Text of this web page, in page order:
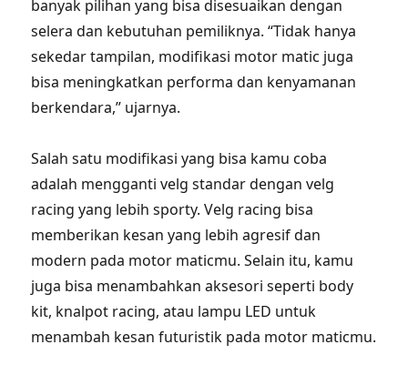
banyak pilihan yang bisa disesuaikan dengan
selera dan kebutuhan pemiliknya. “Tidak hanya
sekedar tampilan, modifikasi motor matic juga
bisa meningkatkan performa dan kenyamanan
berkendara,” ujarnya.
Salah satu modifikasi yang bisa kamu coba
adalah mengganti velg standar dengan velg
racing yang lebih sporty. Velg racing bisa
memberikan kesan yang lebih agresif dan
modern pada motor maticmu. Selain itu, kamu
juga bisa menambahkan aksesori seperti body
kit, knalpot racing, atau lampu LED untuk
menambah kesan futuristik pada motor maticmu.